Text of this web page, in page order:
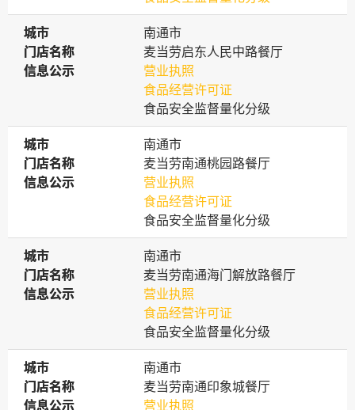
城市
城市
南通市
门店名称
门店名称
麦当劳启东人民中路餐厅
信息公示
信息公示
营业执照
食品经营许可证
食品安全监督量化分级
城市
城市
南通市
门店名称
门店名称
麦当劳南通桃园路餐厅
信息公示
信息公示
营业执照
食品经营许可证
食品安全监督量化分级
城市
城市
南通市
门店名称
门店名称
麦当劳南通海门解放路餐厅
信息公示
信息公示
营业执照
食品经营许可证
食品安全监督量化分级
城市
城市
南通市
门店名称
门店名称
麦当劳南通印象城餐厅
信息公示
信息公示
营业执照